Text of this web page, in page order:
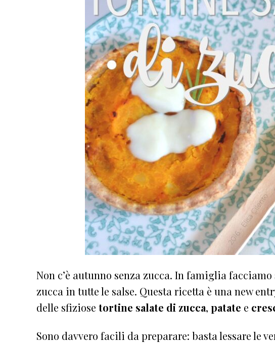
Non c’è autunno senza zucca. In famiglia
zucca in tutte le salse. Questa ricetta è una new
delle sfiziose tortine salate di zucca, patate e
Sono davvero facili da preparare: basta lessare le